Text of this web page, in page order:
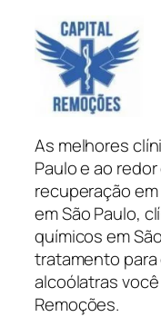
As melhores
Paulo e ao
recuperação
em São Paulo,
químicos em
tratamento
alcoólatras
Remoções.